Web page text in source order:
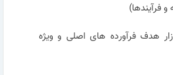
فرآیندها)
هدف فرآورده های اصلی و ویژه